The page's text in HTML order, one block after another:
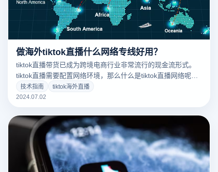
做海外tiktok直播什么网络专线好用？
tiktok直播带货已成为跨境电商行业非常流行的现金流形式。
tiktok直播需要配置网络环境，那么什么是tiktok直播网络呢？
我们用什么网络来做tiktok海外直播网络专线？
技术指南
tiktok海外直播
2024.07.02